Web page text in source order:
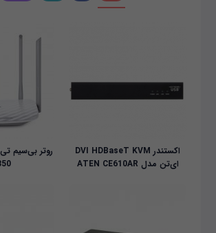
اکستندر DVI HDBaseT KVM
ای‌تن مدل ATEN CE610AR